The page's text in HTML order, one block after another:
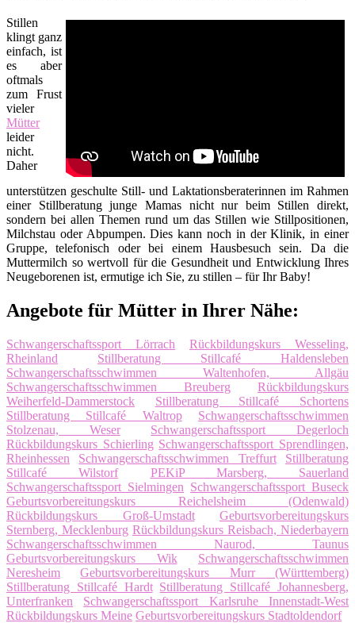
Stillen
klingt ganz
einfach, ist
es aber
oftmals
zum Frust
vieler
Mütter
leider
nicht.
Daher
unterstützen geschulte Still- und Laktationsberaterinnen im Rahmen
einer Stillberatung junge Mamas nicht nur beim Stillen direkt,
sondern bei allen Themen rund um das Stillen wie Stillpositionen,
Milchstau oder Abpumpen. Dies kann noch in der Klinik, in einer
Gruppe, telefonisch oder bei einem Hausbesuch sein. Da die
Muttermilch so wertvoll für die Gesundheit und Entwicklung Ihres
Neugeborenen ist, ermutige ich Sie, zu stillen – für Ihr Baby!
Angebote für Mütter in Ihrer Nähe:
Schwangerschaftssport Lörrach
Rückbildungskurs Wesseling,
Rheinland
Stillberatung Stillcafé Haldensleben
Schwangerschaftsschwimmen Waltenhofen, Allgäu
Schwangerschaftsschwimmen Breuberg
Rückbildungskurs
Weiherfeld-Dammerstock
Stillberatung Stillcafé Schortens
Stillberatung Stillcafé Waltrop
Schwangerschaftsschwimmen
Stolzenau, Weser
Schwangerschaftssport Degerloch
Rückbildungskurs Schierling Schwangerschaftssport Sprendlingen,
Rheinhessen
Schwangerschaftsschwimmen Treffurt
Stillberatung
Stillcafé Wilstorf
PEKiP Marsberg, Sauerland
Schwangerschaftssport Sielmingen Schwangerschaftssport Buseck
Geburtsvorbereitungskurs Reichelsheim (Odenwald)
Rückbildungskurs Groß-Umstadt
Geburtsvorbereitungskurs
Sternberg, Mecklenburg Rückbildungskurs Reisbach, Niederbayern
Schwangerschaftsschwimmen Naurod, Taunus
Geburtsvorbereitungskurs Wik
Schwangerschaftsschwimmen
Neresheim
Geburtsvorbereitungskurs Murr (Württemberg)
Stillberatung Stillcafé Hardt Stillberatung Stillcafé Johannesberg,
Unterfranken
Schwangerschaftssport Karlsruhe Innenstadt-West
Rückbildungskurs Meine Geburtsvorbereitungskurs Stadtoldendorf